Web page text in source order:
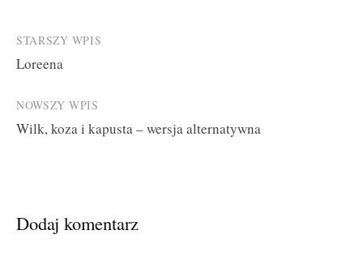
Post
navigation
STARSZY WPIS
Loreena
NOWSZY WPIS
Wilk, koza i kapusta – wersja alternatywna
Dodaj komentarz